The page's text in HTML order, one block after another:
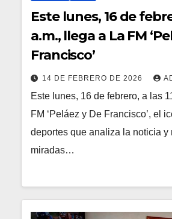
Este lunes, 16 de
a.m., llega a La FM
Francisco’
14 DE FEBRERO DE 2026
Este lunes, 16 de febrero, a las
FM ‘Peláez y De Francisco’, el
deportes que analiza la noticia y
miradas…